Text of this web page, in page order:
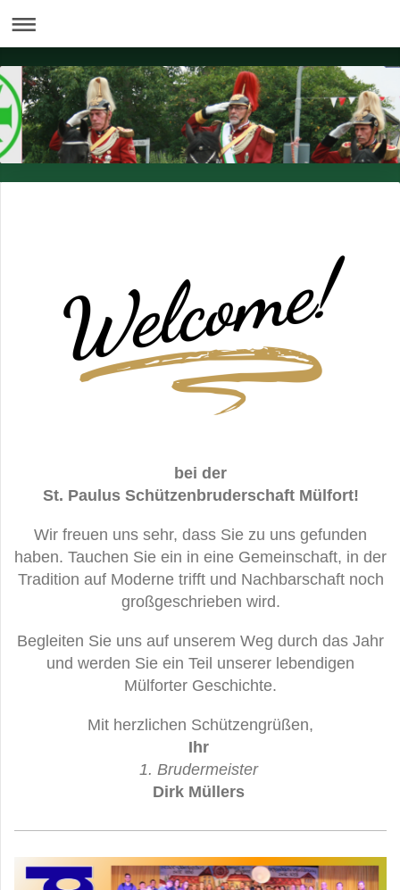
bei der
St. Paulus Schützenbruderschaft Mülfort!
Wir freuen uns sehr, dass Sie zu uns gefunden
haben. Tauchen Sie ein in eine Gemeinschaft, in der
Tradition auf Moderne trifft und Nachbarschaft noch
großgeschrieben wird.
Begleiten Sie uns auf unserem Weg durch das Jahr
und werden Sie ein Teil unserer lebendigen
Mülforter Geschichte.
Mit herzlichen Schützengrüßen,
Ihr
1. Brudermeister
Dirk Müllers